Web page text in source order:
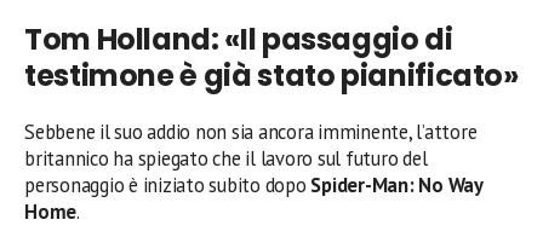
Tom Holland: «Il passaggio di
testimone è già stato pianificato»
Sebbene il suo addio non sia ancora imminente, l’attore
britannico ha spiegato che il lavoro sul futuro del
personaggio è iniziato subito dopo Spider-Man: No Way
Home.